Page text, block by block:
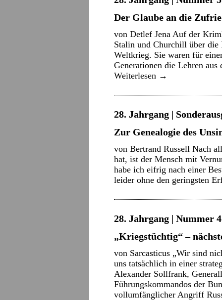
Der Glaube an die
von Detlef Jena Auf der
Stalin und Churchill über die
Weltkrieg. Sie waren für
Generationen die Lehren
Weiterlesen →
28. Jahrgang |
Zur Genealogie des
von Bertrand Russell Nach
hat, ist der Mensch mit
habe ich eifrig nach einer
leider ohne den geringsten
28. Jahrgang | Nummer
„Kriegstüchtig“ –
von Sarcasticus „Wir sind
uns tatsächlich in einer
Alexander Sollfrank,
Führungskommandos der
vollumfänglicher Angriff